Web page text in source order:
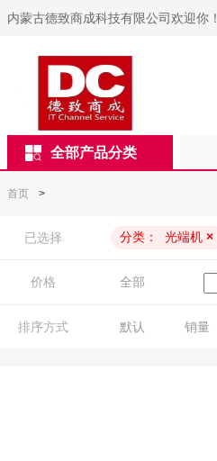
内蒙古德致商成科技有限公司欢迎你！
全部产品分类
首页 >
已选择 分类： 光端机 ×
价格 全部
排序方式 默认 销量